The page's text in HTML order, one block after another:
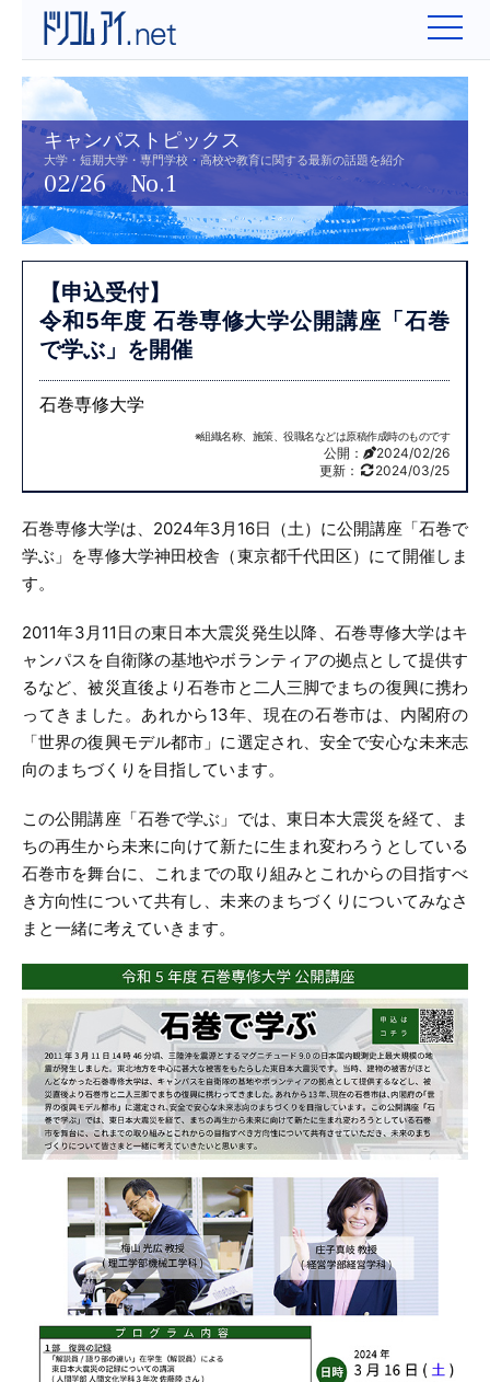
キャンパストピックス
大学・短期大学・専門学校・高校や教育に関する最新の話題を紹介
02/26 No.1
【申込受付】
令和5年度 石巻専修大学公開講座 「石巻
で学ぶ」を開催
石巻専修大学
※組織名称、施策、役職名などは原稿作成時のものです
公開：
2024/02/26
更新：
2024/03/25
石巻専修大学は、2024年3月16日（土）に公開講座「石巻で
学ぶ」を専修大学神田校舎（東京都千代田区）にて開催しま
す。
2011年3月11日の東日本大震災発生以降、石巻専修大学はキ
ャンパスを自衛隊の基地やボランティアの拠点として提供す
るなど、被災直後より石巻市と二人三脚でまちの復興に携わ
ってきました。あれから13年、現在の石巻市は、内閣府の
「世界の復興モデル都市」に選定され、安全で安心な未来志
向のまちづくりを目指しています。
この公開講座「石巻で学ぶ」では、東日本大震災を経て、ま
ちの再生から未来に向けて新たに生まれ変わろうとしている
石巻市を舞台に、これまでの取り組みとこれからの目指すべ
き方向性について共有し、未来のまちづくりについてみなさ
まと一緒に考えていきます。